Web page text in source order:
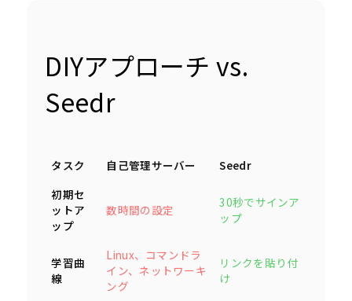
DIYアプローチ vs.
Seedr
タスク 自己管理サーバー
Seedr
初期セ
ットア
ップ
数時間の設定
30秒でサインア
ップ
学習曲
線
Linux、コマンドラ
イン、ネットワーキ
ング
リンクを貼り付
け